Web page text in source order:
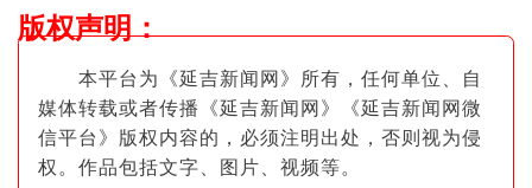
版权声明：
本平台为《延吉新闻网》所有，任何单位、自
媒体转载或者传播《延吉新闻网》《延吉新闻网微
信平台》版权内容的，必须注明出处，否则视为侵
权。作品包括文字、图片 、视频等。